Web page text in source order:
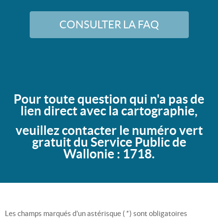
CONSULTER LA FAQ
Pour toute question qui n'a pas de
lien direct avec la cartographie,
veuillez contacter le numéro vert
gratuit du Service Public de
Wallonie : 1718.
Les champs marqués d'un astérisque ( *) sont obligatoires